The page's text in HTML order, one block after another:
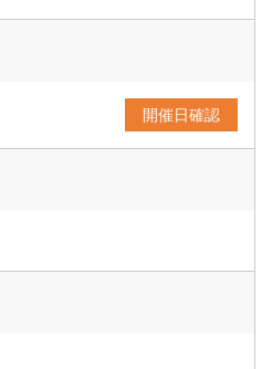
開催日確認